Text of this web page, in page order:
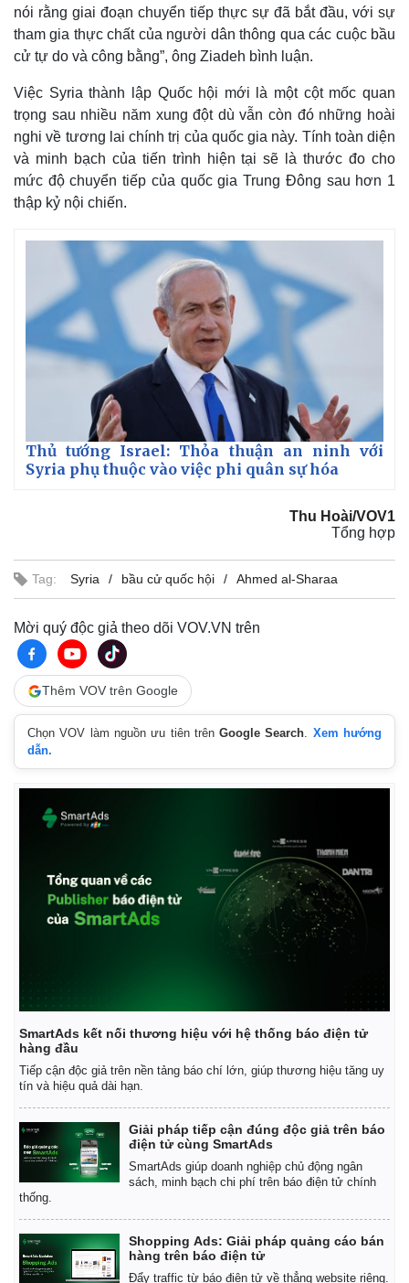
Bất động sản
Khởi nghiệp
Chứng khoán
Giá cà phê
nói rằng giai đoạn chuyển tiếp thực sự đã bắt đầu, với sự
tham gia thực chất của người dân thông qua các cuộc bầu
cử tự do và công bằng”, ông Ziadeh bình luận.
Việc Syria thành lập Quốc hội mới là một cột mốc quan
trọng sau nhiều năm xung đột dù vẫn còn đó những hoài
nghi về tương lai chính trị của quốc gia này. Tính toàn diện
và minh bạch của tiến trình hiện tại sẽ là thước đo cho
mức độ chuyển tiếp của quốc gia Trung Đông sau hơn 1
thập kỷ nội chiến.
Thủ tướng Israel: Thỏa thuận an ninh với
Syria phụ thuộc vào việc phi quân sự hóa
Thu Hoài/VOV1
Tổng hợp
Tag: Syria bầu cử quốc hội Ahmed al-Sharaa
Mời quý độc giả theo dõi VOV.VN trên
Thêm VOV trên Google
Chọn VOV làm nguồn ưu tiên trênGoogle Search. Xem hướng
dẫn.
SmartAds kết nối thương hiệu với hệ thống báo điện tử
hàng đầu
Tiếp cận độc giả trên nền tảng báo chí lớn, giúp thương hiệu tăng uy
tín và hiệu quả dài hạn.
Giải pháp tiếp cận đúng độc giả trên báo
điện tử cùng SmartAds
SmartAds giúp doanh nghiệp chủ động ngân
sách, minh bạch chi phí trên báo điện tử chính
thống.
Shopping Ads: Giải pháp quảng cáo bán
hàng trên báo điện tử
Đẩy traffic từ báo điện tử về thẳng website riêng.